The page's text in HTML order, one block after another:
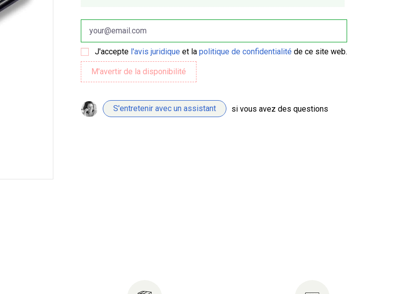
J'accepte l'avis juridique et lapolitique de confidentialité de ce site web.
S'entretenir avec un assistant si vous avez des questions